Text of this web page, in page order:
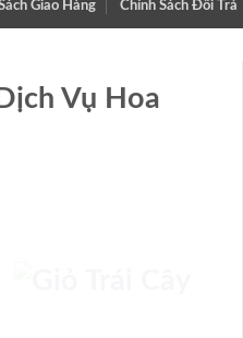
Giao Hàng Chính Sách Đổi Trả
Vụ Hoa